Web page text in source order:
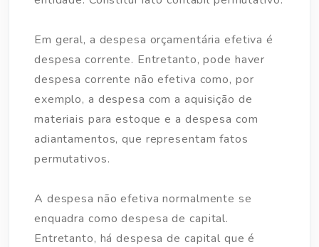
Em geral, a despesa orçamentária efetiva é
despesa corrente. Entretanto, pode haver
despesa corrente não efetiva como, por
exemplo, a despesa com a aquisição de
materiais para estoque e a despesa com
adiantamentos, que representam fatos
permutativos.
A despesa não efetiva normalmente se
enquadra como despesa de capital.
Entretanto, há despesa de capital que é